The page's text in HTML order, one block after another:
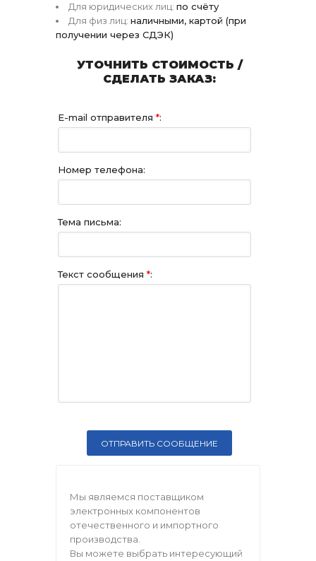
Для юридических лиц: по счёту
Для физ лиц: наличными, картой (при
получении через СДЭК)
УТОЧНИТЬ СТОИМОСТЬ /
СДЕЛАТЬ ЗАКАЗ:
E-mail отправителя *:
Номер телефона:
Тема письма:
Текст сообщения *:
Мы являемся поставщиком
электронных компонентов
отечественного и импортного
производства.
Вы можете выбрать интересующий